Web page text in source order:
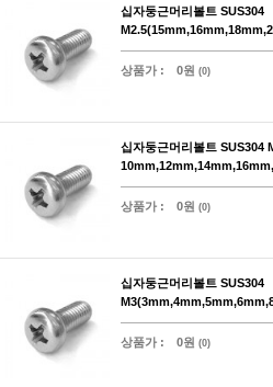
십자둥근머리볼트 SUS304
상품가 : 0원 (0)
십자둥근머리볼트
상품가 : 0원 (0)
십자둥근머리볼트 SUS304
상품가 : 0원 (0)